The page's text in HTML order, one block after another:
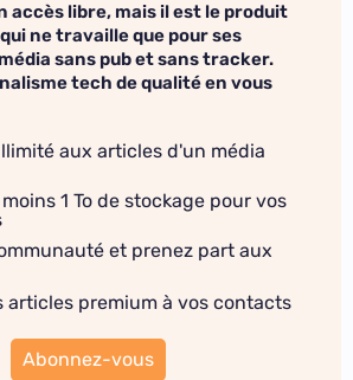
accès libre, mais il est le produit
ne travaille que pour ses
sans pub et sans tracker.
tech de qualité en vous
aux articles d'un média
1 To de stockage pour vos
et prenez part aux
articles premium à vos contacts
Abonnez-vous